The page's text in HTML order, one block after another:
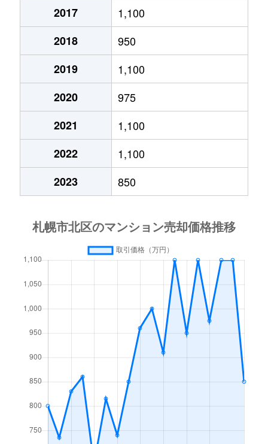
あいの里２条
1,600万円
あいの里２条
1,500万円
あいの里２条
100万円
あいの里２条
200万円
あいの里２条
850万円
あいの里２条
550万円
あいの里２条
600万円
あいの里２条
あいの里教育大
あいの里３条
1,300万円 あいの里教育大
あいの里公園
麻生町
2,200万円 麻生
北６条西
1,200万円 札幌(ＪＲ)
北７条西
610万円
北７条西
2,300万円
北７条西
4,000万円
2017
1,100
2018
950
2019
1,100
2020
975
2021
1,100
2022
1,100
2023
850